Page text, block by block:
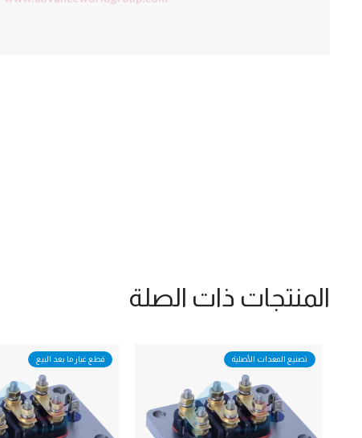
المنتجات ذات الصلة
تصنيع المعدات الأصلية قطع غيار ما بعد البيع